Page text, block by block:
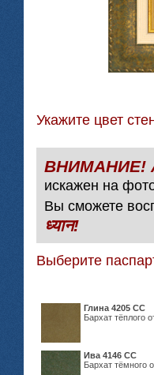
Укажите цвет
искажен на
Вы сможете
ध्यान!
Выберите
Глина 4205 СС
Бархат тёплого
Ива 4146 СС
Бархат тёмного